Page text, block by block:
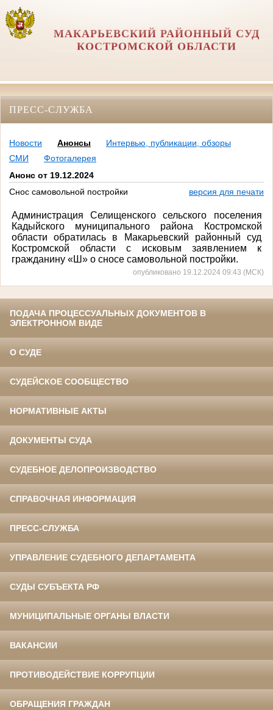
МАКАРЬЕВСКИЙ РАЙОННЫЙ СУД
КОСТРОМСКОЙ ОБЛАСТИ
ПРЕСС-СЛУЖБА
Новости Анонсы
Интервью, публикации, обзоры
СМИ
Фотогалерея
Анонс от 19.12.2024
Снос самовольной постройки
версия для печати
Администрация Селищенского сельского поселения
Кадыйского муниципального района Костромской
области обратилась в Макарьевский районный суд
Костромской области с исковым заявлением к
гражданину «Ш» о сносе самовольной постройки.
опубликовано 19.12.2024 09:43 (МСК)
ПОДАЧА ПРОЦЕССУАЛЬНЫХ ДОКУМЕНТОВ В
ЭЛЕКТРОННОМ ВИДЕ
О СУДЕ
СУДЕЙСКОЕ СООБЩЕСТВО
НОРМАТИВНЫЕ АКТЫ
ДОКУМЕНТЫ СУДА
СУДЕБНОЕ ДЕЛОПРОИЗВОДСТВО
СПРАВОЧНАЯ ИНФОРМАЦИЯ
ПРЕСС-СЛУЖБА
УПРАВЛЕНИЕ СУДЕБНОГО ДЕПАРТАМЕНТА
СУДЫ СУБЪЕКТА РФ
МУНИЦИПАЛЬНЫЕ ОРГАНЫ ВЛАСТИ
ВАКАНСИИ
ПРОТИВОДЕЙСТВИЕ КОРРУПЦИИ
ОБРАЩЕНИЯ ГРАЖДАН